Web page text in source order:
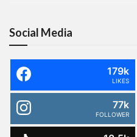
Social Media
179k
LIKES
77k
FOLLOWER